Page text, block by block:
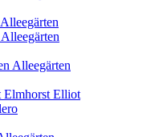
Alleegärten
Elmhorst Elliot